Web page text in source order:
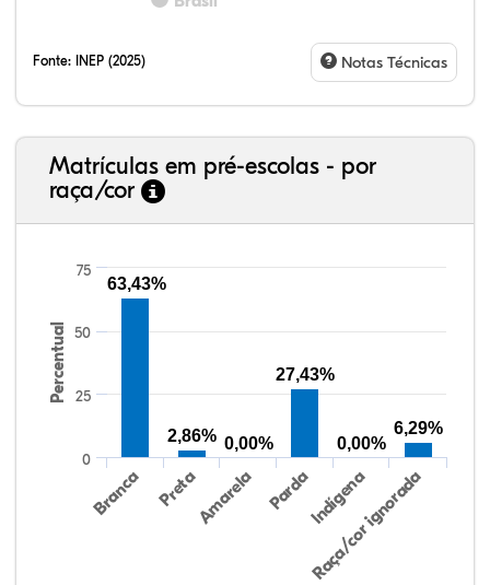
Fonte: INEP (2025) Notas Técnicas
Matrículas em pré-escolas - por
raça/cor
Percentual
Branca PretaAmarela PardaIndígena
Raça/cor ignorada
0
25
50
75
63,43%
2,86% 0,00%
27,43%
0,00%
6,29%
64,83%
3,43%
0,30%
28,43%
0,13%
2,88%
38,40%
3,47%
0,13%
50,15%
2,37%
5,48%